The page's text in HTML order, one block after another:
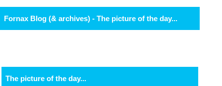
Fornax Blog (& archives) - The picture of the day...
The picture of the day...